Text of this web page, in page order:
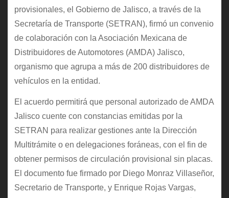
provisionales, el Gobierno de Jalisco, a través de la
Secretaría de Transporte (SETRAN), firmó un convenio
de colaboración con la Asociación Mexicana de
Distribuidores de Automotores (AMDA) Jalisco,
organismo que agrupa a más de 200 distribuidores de
vehículos en la entidad.
El acuerdo permitirá que personal autorizado de AMDA
Jalisco cuente con constancias emitidas por la
SETRAN para realizar gestiones ante la Dirección
Multitrámite o en delegaciones foráneas, con el fin de
obtener permisos de circulación provisional sin placas.
El documento fue firmado por Diego Monraz Villaseñor,
Secretario de Transporte, y Enrique Rojas Vargas,